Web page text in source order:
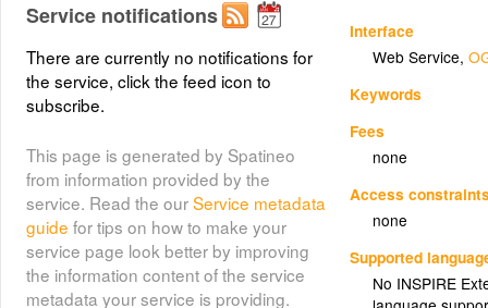
Interface
Web Service,
Keywords
Fees
none
Access
none
Supported
No INSPIRE
Budynki (budynki)
Opisy budynków
(opisy_budynkow)
Sieci projektowane
(sieci_projektowane)
Urządzenia towarzyszące
(urzadzenia)
Service notifications
There are currently no notifications for
the service, click the feed icon to
subscribe.
This page is generated by Spatineo
from information provided by the
service. Read the ourService metadata
guide for tips on how to make your
service page look better by improving
the information content of the service
metadata your service is providing.